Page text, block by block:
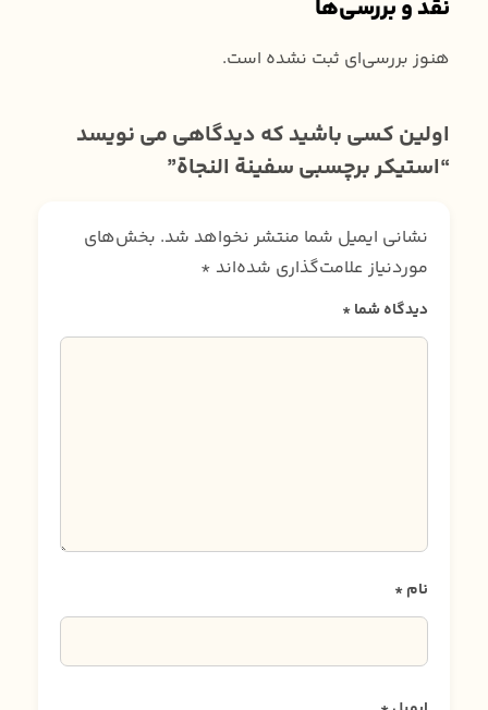
نقد و بررسی‌ها
هنوز بررسی‌ای ثبت نشده است.
اولین کسی باشید که دیدگاهی می نویسد
“استیکر برچسبی سفینة النجاة”
نشانی ایمیل شما منتشر نخواهد شد. بخش‌های
موردنیاز علامت‌گذاری شده‌اند *
دیدگاه شما*
نام*